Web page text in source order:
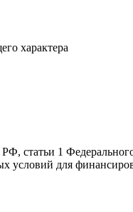
характера
статьи 1
условий для